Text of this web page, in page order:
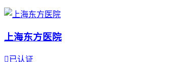
上海东方医院
已认证